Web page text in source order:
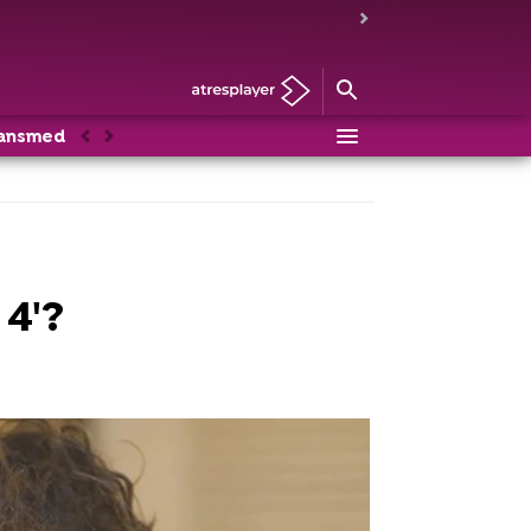
AnteriorSiguiente